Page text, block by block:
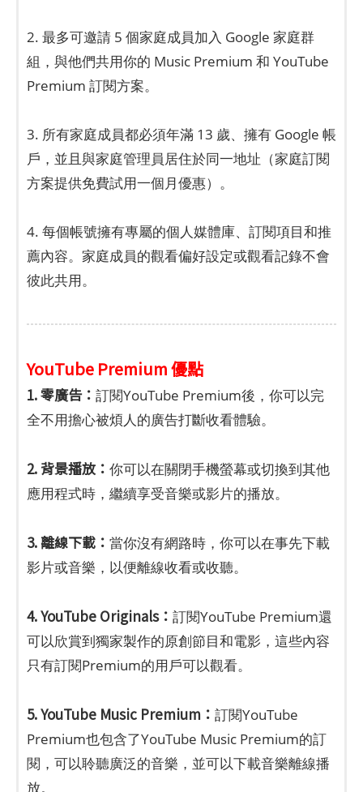
2. 最多可邀請 5 個家庭成員加入 Google 家庭群
組，與他們共用你的 Music Premium 和 YouTube
Premium 訂閱方案。
3. 所有家庭成員都必須年滿 13 歲、擁有 Google 帳
戶，並且與家庭管理員居住於同一地址（家庭訂閱
方案提供免費試用一個月優惠）。
4. 每個帳號擁有專屬的個人媒體庫、訂閱項目和推
薦內容。家庭成員的觀看偏好設定或觀看記錄不會
彼此共用。
YouTube Premium 優點
1. 零廣告： 訂閱YouTube Premium後，你可以完
全不用擔心被煩人的廣告打斷收看體驗。
2. 背景播放： 你可以在關閉手機螢幕或切換到其他
應用程式時，繼續享受音樂或影片的播放。
3. 離線下載： 當你沒有網路時，你可以在事先下載
影片或音樂，以便離線收看或收聽。
4. YouTube Originals： 訂閱YouTube Premium還
可以欣賞到獨家製作的原創節目和電影，這些內容
只有訂閱Premium的用戶可以觀看。
5. YouTube Music Premium： 訂閱YouTube
Premium也包含了YouTube Music Premium的訂
閱，可以聆聽廣泛的音樂，並可以下載音樂離線播
放。